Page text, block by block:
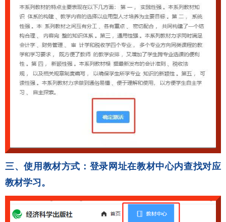
三、使用教材方式：登录网址在教材中心内查找对应
教材学习。